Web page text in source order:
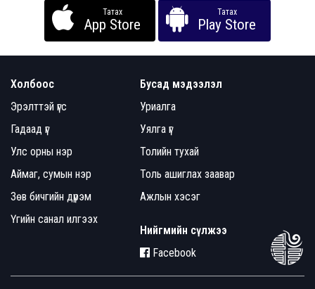
Татах
App Store
Татах
Play Store
Холбоос
Эрэлттэй үгс
Гадаад үг
Улс орны нэр
Аймаг, сумын нэр
Зөв бичгийн дүрэм
Үгийн санал илгээх
Бусад мэдээлэл
Уриалга
Уялга үг
Толийн тухай
Толь ашиглах заавар
Ажлын хэсэг
Нийгмийн сүлжээ
Facebook